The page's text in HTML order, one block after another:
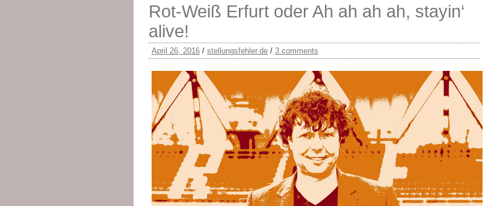
Rot-Weiß Erfurt oder Ah ah ah ah, stayin‘
alive!
April 26, 2016 / stellungsfehler.de / 3 comments